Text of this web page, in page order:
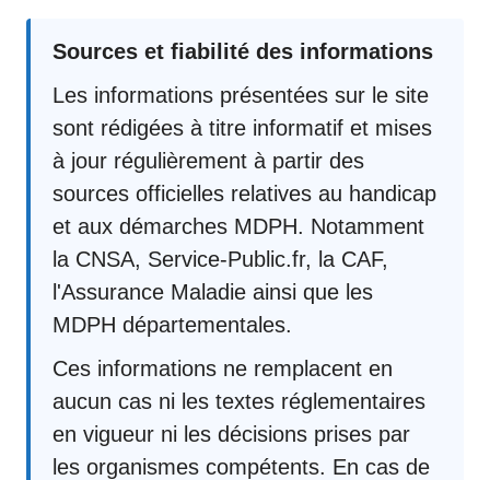
Sources et fiabilité des informations
Les informations présentées sur le site
sont rédigées à titre informatif et mises
à jour régulièrement à partir des
sources officielles relatives au handicap
et aux démarches MDPH. Notamment
la CNSA, Service-Public.fr, la CAF,
l'Assurance Maladie ainsi que les
MDPH départementales.
Ces informations ne remplacent en
aucun cas ni les textes réglementaires
en vigueur ni les décisions prises par
les organismes compétents. En cas de